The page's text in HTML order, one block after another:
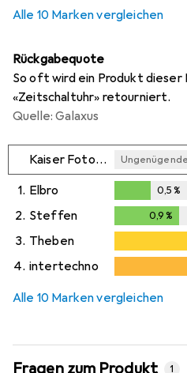
Alle 10 Marken vergleichen
Rückgabequote
So oft wird ein Produkt dieser
«Zeitschaltuhr» retourniert.
Quelle: Galaxus
Kaiser Fototechnik
1. Elbro
0,5%
0,5%
2. Steffen 0,9 %
3. Theben
4. intertechno
Alle 10 Marken vergleichen
Fragen zum Produkt 1